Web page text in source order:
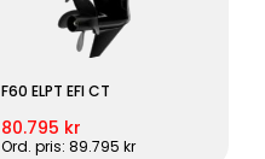
F60 ELPT EFI CT
80.795 kr
Ord. pris: 89.795 kr